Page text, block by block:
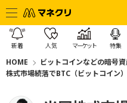
新着 人気 マーケット 特集
HOME ビットコインなどの暗号
株式市場続落でBTC（ビットコイン